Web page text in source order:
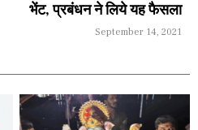
भेंट, प्रबंधन ने लिये यह फैसला
September 14, 2021